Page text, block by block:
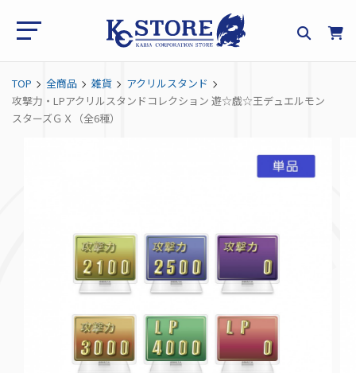
TOP 全商品 雑貨
アクリルスタンド
攻撃力・LPアクリルスタンドコレクション 遊☆戯☆王デュエルモン
スターズＧＸ（全6種）